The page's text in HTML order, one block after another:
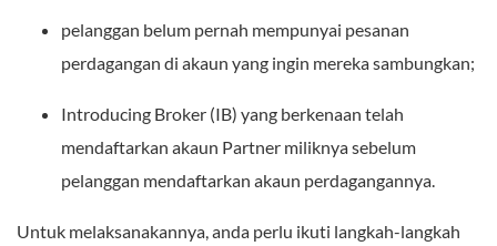
pelanggan belum pernah mempunyai pesanan
perdagangan di akaun yang ingin mereka sambungkan;
Introducing Broker (IB) yang berkenaan telah
mendaftarkan akaun Partner miliknya sebelum
pelanggan mendaftarkan akaun perdagangannya.
Untuk melaksanakannya, anda perlu ikuti langkah-langkah